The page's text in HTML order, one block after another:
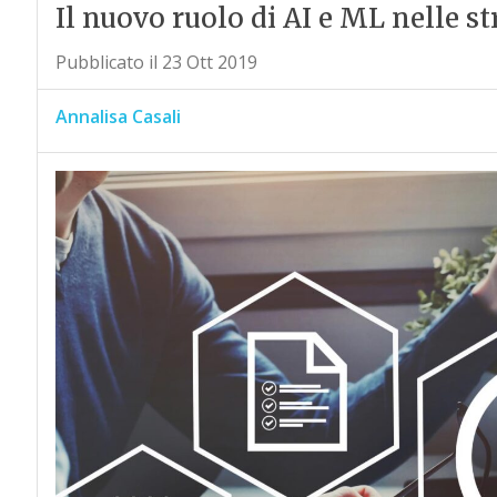
Il nuovo ruolo di AI e ML nelle
Pubblicato il 23 Ott 2019
Annalisa Casali